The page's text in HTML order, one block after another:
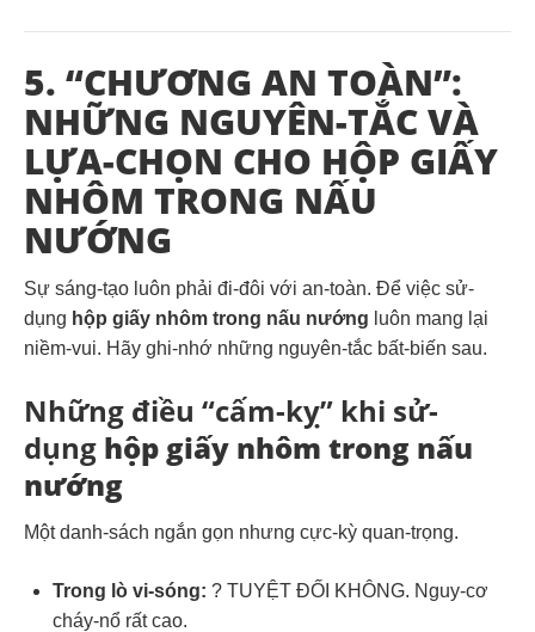
5. “CHƯƠNG AN TOÀN”:
NHỮNG NGUYÊN-TẮC VÀ
LỰA-CHỌN CHO HỘP GIẤY
NHÔM TRONG NẤU
NƯỚNG
Sự sáng-tạo luôn phải đi-đôi với an-toàn. Để việc sử-
dụng hộp giấy nhôm trong nấu nướng luôn mang lại
niềm-vui. Hãy ghi-nhớ những nguyên-tắc bất-biến sau.
Những điều “cấm-kỵ” khi sử-
dụng hộp giấy nhôm trong nấu
nướng
Một danh-sách ngắn gọn nhưng cực-kỳ quan-trọng.
Trong lò vi-sóng: ? TUYỆT ĐỐI KHÔNG. Nguy-cơ
cháy-nổ rất cao.